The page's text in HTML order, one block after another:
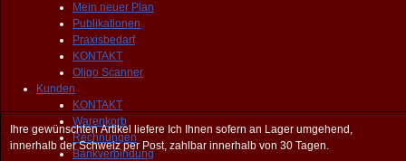
Mein neuer Plan
Publikationen
Praxisbedarf
KONTAKT
Oligo Scanner
Kunden
KONTAKT
Warenkorb
Rechnungen
Bankverbindung
Ihre gewünschten Artikel liefere Ich Ihnen sofern an Lager umgehend,
innerhalb der Schweiz per Post, zahlbar innerhalb von 30 Tagen.